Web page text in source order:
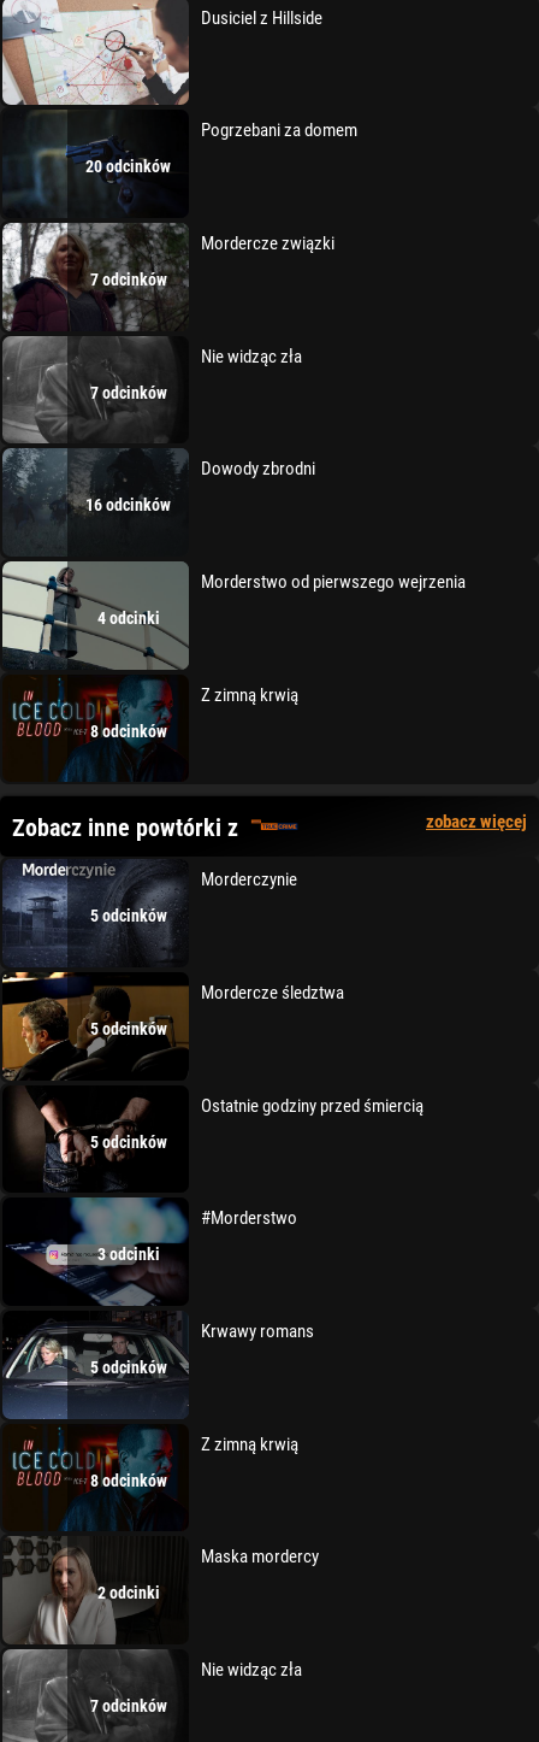
Dusiciel z Hillside
20 odcinków
Pogrzebani za domem
7 odcinków
Mordercze związki
7 odcinków
Nie widząc zła
16 odcinków
Dowody zbrodni
4 odcinki
Morderstwo od pierwszego wejrzenia
8 odcinków
Z zimną krwią
Zobacz inne powtórki z zobacz więcej
5 odcinków
Morderczynie
5 odcinków
Mordercze śledztwa
5 odcinków
Ostatnie godziny przed śmiercią
3 odcinki
#Morderstwo
5 odcinków
Krwawy romans
8 odcinków
Z zimną krwią
2 odcinki
Maska mordercy
7 odcinków
Nie widząc zła